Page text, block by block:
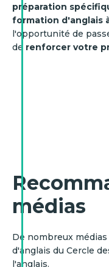
préparation
formation d'anglais
l'opportunité de
de renforcer votre
médias
De nombreux
d'anglais du Cercle
l'anglais.